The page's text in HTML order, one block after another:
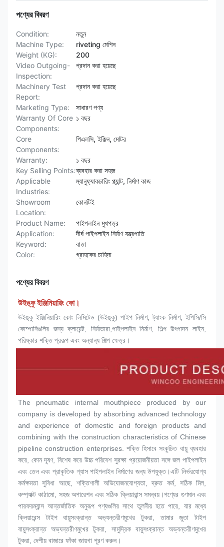
পণ্যের বিবরণ
Condition:
নতুন
Machine Type:
riveting মেশিন
Weight (KG):
200
Video Outgoing-
Inspection:
প্রদান করা হয়েছে
Machinery Test
Report:
প্রদান করা হয়েছে
Marketing Type:
সাধারণ পণ্য
Warranty Of Core
Components:
১ বছর
Core
Components:
পিএলসি, ইঞ্জিন, মোটর
Warranty:
১ বছর
Key Selling Points:ব্যবহার করা সহজ
Applicable
Industries:
ম্যানুফ্যাকচারিং প্ল্যান্ট, নির্মাণ কাজ
Showroom
Location:
কোনটিই
Product Name:
পাইপলাইন মুখপত্র
Application:
দীর্ঘ পাইপলাইন নির্মাণ যন্ত্রপাতি
Keyword:
বাতা
Color:
গ্রাহকের চাহিদা
পণ্যের বিবরণ
উইঙ্কু ইঞ্জিনিয়ারিং কো।
উইঙ্কু ইঞ্জিনিয়ারিং কোং লিমিটেড (উইঙ্কু) পাইপ নির্মাণ, ট্যাংক নির্মাণ, ইপিসি/সি
কোম্পানিগুলির জন্য ক্লায়েন্ট, নির্মাতারা,পাইপলাইন নির্মাণ, শিল্প উৎপাদন লাইন,
পরিষ্কার শক্তি প্রকল্প এবং অন্যান্য শিল্প ক্ষেত্র।
The pneumatic internal mouthpiece produced by our
company is developed by absorbing advanced technology
and experience of domestic and foreign products and
combining with the construction characteristics of Chinese
pipeline construction enterprises. শক্তি হিসাবে সংকুচিত বায়ু ব্যবহার
করে, কোন দূষণ, বিশেষ করে উচ্চ পরিবেশ সুরক্ষা প্রয়োজনীয়তা সঙ্গে জল পাইপলাইন
এবং তেল এবং প্রাকৃতিক গ্যাস পাইপলাইন নির্মাণের জন্য উপযুক্ত।এটি নির্ভরযোগ্য
কর্মক্ষমতা সুবিধা আছে, শক্তিশালী অভিযোজনযোগ্যতা, দ্রুত কর্ম, সঠিক মিল,
কম্প্যাক্ট কাঠামো, সহজ অপারেশন এবং সঠিক ক্লিয়ারান্স সমন্বয়।পণ্যের গুণমান এবং
পারফরম্যান্স আন্তর্জাতিক অনুরূপ পণ্যগুলির সাথে তুলনীয় হতে পারে, যার মধ্যে
ক্লিয়ারেন্স টাইপ বায়ুসংক্রান্ত অভ্যন্তরীণমুখের টুকরা, তামার জুতা টাইপ
বায়ুসংক্রান্ত অভ্যন্তরীণমুখের টুকরা , সামুদ্রিক বায়ুসংক্রান্ত অভ্যন্তরীণমুখের
টুকরা , দেশীয় বাজারে ফাঁকা জায়গা পূরণ করুন।